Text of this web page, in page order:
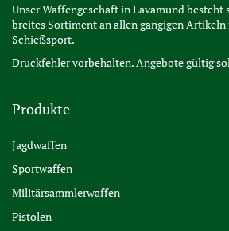
Unser Waffengeschäft in Lavamünd besteht
breites Sortiment an allen gängigen Artikeln
Schießsport.
Druckfehler vorbehalten. Angebote gültig
Produkte
Jagdwaffen
Sportwaffen
Militärsammlerwaffen
Pistolen